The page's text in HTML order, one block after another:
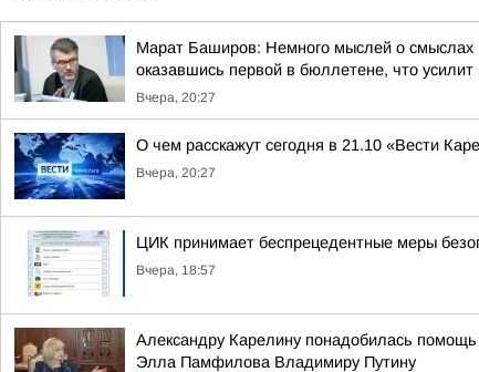
Марат Баширов: Немного мыслей о смыслах
оказавшись первой в бюллетене, что усилит
Вчера, 20:27
О чем расскажут сегодня в 21.10 «Вести
Вчера, 20:27
ЦИК принимает беспрецедентные меры
Вчера, 18:57
Александру Карелину понадобилась
Элла Памфилова Владимиру Путину